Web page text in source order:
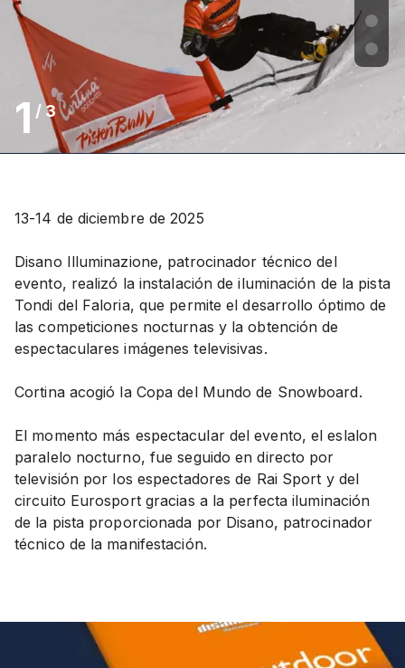
1 / 3
13-14 de diciembre de 2025
Disano Illuminazione, patrocinador técnico del
evento, realizó la instalación de iluminación de la pista
Tondi del Faloria, que permite el desarrollo óptimo de
las competiciones nocturnas y la obtención de
espectaculares imágenes televisivas.
Cortina acogió la Copa del Mundo de Snowboard.
El momento más espectacular del evento, el eslalon
paralelo nocturno, fue seguido en directo por
televisión por los espectadores de Rai Sport y del
circuito Eurosport gracias a la perfecta iluminación
de la pista proporcionada por Disano, patrocinador
técnico de la manifestación.